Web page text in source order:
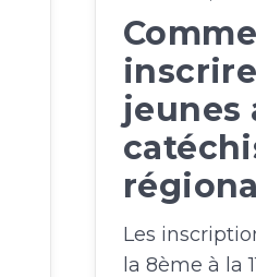
jeunes
Les
la 8ème à la